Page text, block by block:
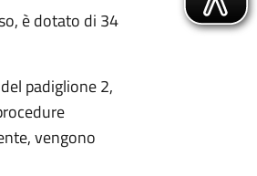
è dotato di 34
padiglione 2,
vengono